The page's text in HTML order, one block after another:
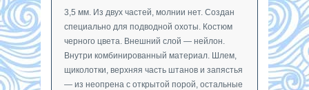
3,5 мм. Из двух частей, молнии нет. Создан
специально для подводной охоты. Костюм
черного цвета. Внешний слой — нейлон.
Внутри комбинированный материал. Шлем,
щиколотки, верхняя часть штанов и запястья
— из неопрена с открытой порой, остальные